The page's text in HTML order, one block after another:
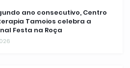
ano consecutivo, Centro
Tamoios celebra a
Festa na Roça